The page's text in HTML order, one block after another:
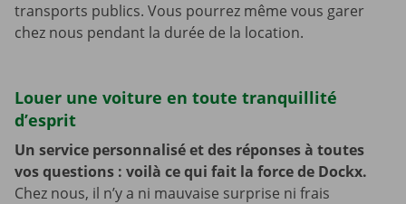
transports publics. Vous pourrez même vous garer
chez nous pendant la durée de la location.
Louer une voiture en toute tranquillité
d’esprit
Un service personnalisé et des réponses à toutes
vos questions : voilà ce qui fait la force de Dockx.
Chez nous, il n’y a ni mauvaise surprise ni frais